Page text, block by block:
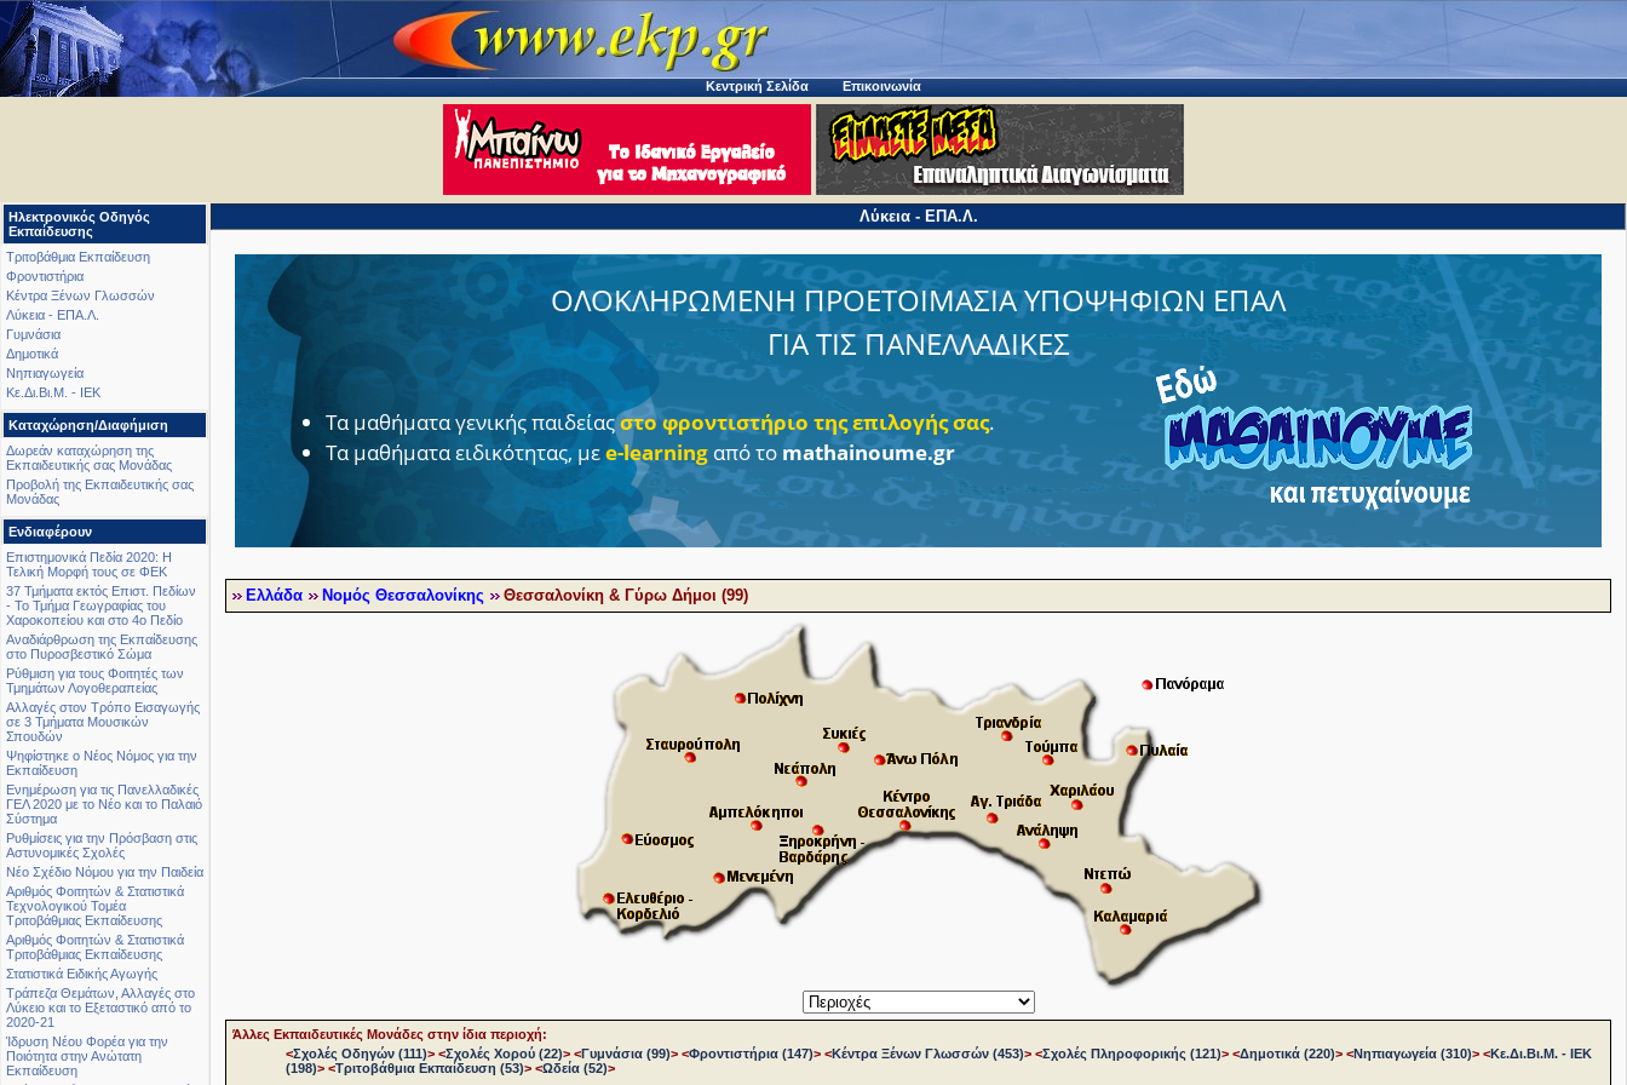
Κεντρική Σελίδα Επικοινωνία
Ηλεκτρονικός Οδηγός
Εκπαίδευσης
Τριτοβάθμια Εκπαίδευση
Φροντιστήρια
Κέντρα Ξένων Γλωσσών
Λύκεια - ΕΠΑ.Λ.
Γυμνάσια
Δημοτικά
Νηπιαγωγεία
Κε.Δι.Βι.Μ. - ΙΕΚ
Καταχώρηση/Διαφήμιση
Δωρεάν καταχώρηση της
Εκπαιδευτικής σας Μονάδας
Προβολή της Εκπαιδευτικής σας
Μονάδας
Ενδιαφέρουν
Επιστημονικά Πεδία 2020: Η
Τελική Μορφή τους σε ΦΕΚ
37 Τμήματα εκτός Επιστ. Πεδίων
- Το Τμήμα Γεωγραφίας του
Χαροκοπείου και στο 4ο Πεδίο
Αναδιάρθρωση της Εκπαίδευσης
στο Πυροσβεστικό Σώμα
Ρύθμιση για τους Φοιτητές των
Τμημάτων Λογοθεραπείας
Αλλαγές στον Τρόπο Εισαγωγής
σε 3 Τμήματα Μουσικών
Σπουδών
Ψηφίστηκε ο Νέος Νόμος για την
Εκπαίδευση
Ενημέρωση για τις Πανελλαδικές
ΓΕΛ 2020 με το Νέο και το Παλαιό
Σύστημα
Ρυθμίσεις για την Πρόσβαση στις
Αστυνομικές Σχολές
Νέο Σχέδιο Νόμου για την Παιδεία
Αριθμός Φοιτητών & Στατιστικά
Τεχνολογικού Τομέα
Τριτοβάθμιας Εκπαίδευσης
Αριθμός Φοιτητών & Στατιστικά
Τριτοβάθμιας Εκπαίδευσης
Στατιστικά Ειδικής Αγωγής
Τράπεζα Θεμάτων, Αλλαγές στο
Λύκειο και το Εξεταστικό από το
2020-21
Ίδρυση Νέου Φορέα για την
Ποιότητα στην Ανώτατη
Εκπαίδευση
Λύκεια - ΕΠΑ.Λ.
ΟΛΟΚΛΗΡΩΜΕΝΗ ΠΡΟΕΤΟΙΜΑΣΙΑ ΥΠΟΨΗΦΙΩΝ ΕΠΑΛ
ΓΙΑ ΤΙΣ ΠΑΝΕΛΛΑΔΙΚΕΣ
Τα μαθήματα γενικής παιδείαςστο φροντιστήριο της επιλογής σας.
Τα μαθήματα ειδικότητας, μεe-learning από το mathainoume.gr
Ελλάδα Νομός Θεσσαλονίκης Θεσσαλονίκη & Γύρω Δήμοι (99)
Άλλες Εκπαιδευτικές Μονάδες στην ίδια περιοχή:
<Σχολές Οδηγών (111)> <Σχολές Χορού (22)> <Γυμνάσια (99)> <Φροντιστήρια (147)> <Κέντρα Ξένων Γλωσσών (453)> <Σχολές Πληροφορικής (121)> <Δημοτικά (220)> <Νηπιαγωγεία (310)> <Κε.Δι.Βι.Μ. - ΙΕΚ
(198)> <Τριτοβάθμια Εκπαίδευση (53)> <Ωδεία (52)>